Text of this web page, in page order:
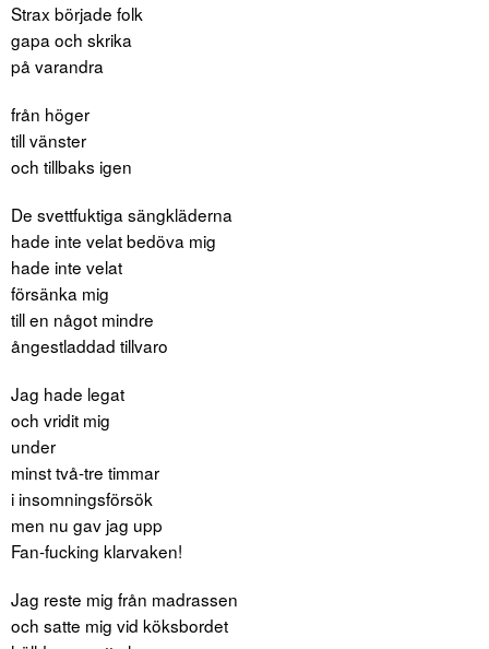
Strax började folk
gapa och skrika
på varandra
från höger
till vänster
och tillbaks igen
De svettfuktiga sängkläderna
hade inte velat bedöva mig
hade inte velat
försänka mig
till en något mindre
ångestladdad tillvaro
Jag hade legat
och vridit mig
under
minst två-tre timmar
i insomningsförsök
men nu gav jag upp
Fan-fucking klarvaken!
Jag reste mig från madrassen
och satte mig vid köksbordet